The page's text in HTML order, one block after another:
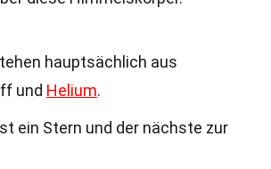
hauptsächlich aus
und Helium.
ein Stern und der nächste zur